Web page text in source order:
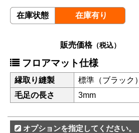
在庫状態 在庫有り
販売価格（税込）
フロアマット仕様
縁取り縫製
標準（ブラック）
毛足の長さ
3mm
オプションを指定してください。